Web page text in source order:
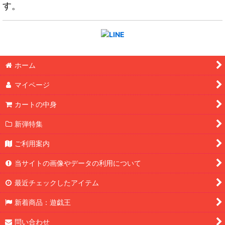
す。
ホーム
マイページ
カートの中身
新弾特集
ご利用案内
当サイトの画像やデータの利用について
最近チェックしたアイテム
新着商品：遊戯王
問い合わせ